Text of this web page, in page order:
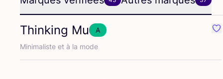
Thinking Mu
A
Mini­ma­liste et à la mode